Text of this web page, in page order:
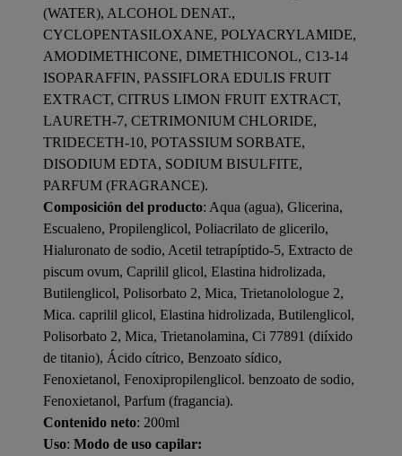
(WATER), ALCOHOL DENAT.,
CYCLOPENTASILOXANE, POLYACRYLAMIDE,
AMODIMETHICONE, DIMETHICONOL, C13-14
ISOPARAFFIN, PASSIFLORA EDULIS FRUIT
EXTRACT, CITRUS LIMON FRUIT EXTRACT,
LAURETH-7, CETRIMONIUM CHLORIDE,
TRIDECETH-10, POTASSIUM SORBATE,
DISODIUM EDTA, SODIUM BISULFITE,
PARFUM (FRAGRANCE).
Composición del producto: Aqua (agua), Glicerina,
Escualeno, Propilenglicol, Poliacrilato de glicerilo,
Hialuronato de sodio, Acetil tetrapíptido-5, Extracto de
piscum ovum, Caprilil glicol, Elastina hidrolizada,
Butilenglicol, Polisorbato 2, Mica, Trietanolologue 2,
Mica. caprilil glicol, Elastina hidrolizada, Butilenglicol,
Polisorbato 2, Mica, Trietanolamina, Ci 77891 (diíxido
de titanio), Ácido cítrico, Benzoato sídico,
Fenoxietanol, Fenoxipropilenglicol. benzoato de sodio,
Fenoxietanol, Parfum (fragancia).
Contenido neto: 200ml
Uso: Modo de uso capilar: